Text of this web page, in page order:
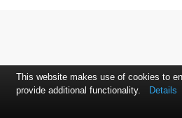
This website makes use of cookies to
provide additional functionality.
Details